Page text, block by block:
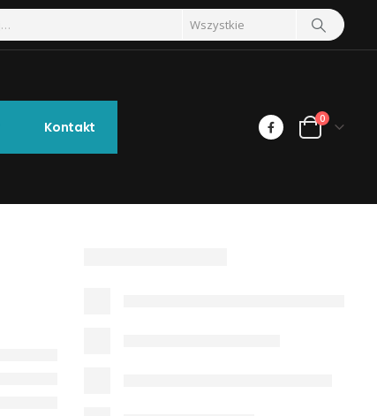
Kontakt 0